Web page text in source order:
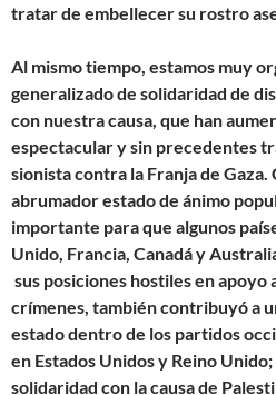
tratar de embellecer su rostro
Al mismo tiempo, estamos muy
generalizado de solidaridad de
con nuestra causa, que han
espectacular y sin precedentes
sionista contra la Franja de
abrumador estado de ánimo
importante para que algunos
Unido, Francia, Canadá y
sus posiciones hostiles en apoyo
crímenes, también contribuyó a
estado dentro de los partidos
en Estados Unidos y Reino
solidaridad con la causa de